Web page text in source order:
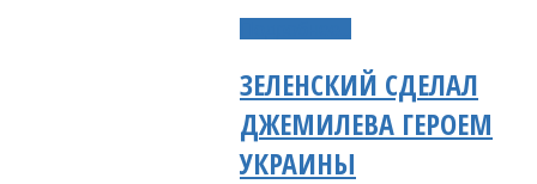
ЗЕЛЕНСКИЙ СДЕЛАЛ
ДЖЕМИЛЕВА ГЕРОЕМ
УКРАИНЫ